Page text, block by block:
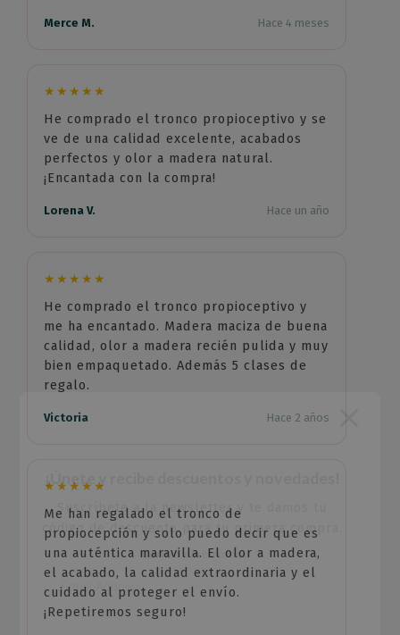
Merce M. Hace 4 meses
★★★★★
He comprado el tronco propioceptivo y se
ve de una calidad excelente, acabados
perfectos y olor a madera natural.
¡Encantada con la compra!
Lorena V. Hace un año
★★★★★
He comprado el tronco propioceptivo y
me ha encantado. Madera maciza de buena
calidad, olor a madera recién pulida y muy
bien empaquetado. Además 5 clases de
regalo.
Victoria Hace 2 años
★★★★★
Me han regalado el tronco de
propiocepción y solo puedo decir que es
una auténtica maravilla. El olor a madera,
el acabado, la calidad extraordinaria y el
cuidado al proteger el envío.
¡Repetiremos seguro!
¡Únete y recibe descuentos y novedades!
Suscríbete a la newsletter y te damos tu
código de descuento para tu primera compra.
Correo electrónico